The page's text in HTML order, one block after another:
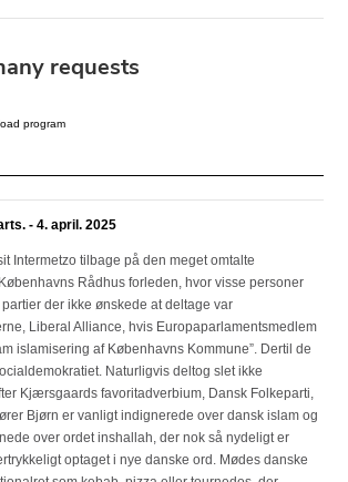
program
- 4. april. 2025
Intermetzo tilbage på den meget omtalte
Rådhus forleden, hvor visse personer
der ikke ønskede at deltage var
Liberal Alliance, hvis Europaparlamentsmedlem
islamisering af Københavns Kommune”. Dertil de
Naturligvis deltog slet ikke
Kjærsgaards favoritadverbium, Dansk Folkeparti,
Bjørn er vanligt indignerede over dansk islam og
over ordet inshallah, der nok så nydeligt er
optaget i nye danske ord. Mødes danske